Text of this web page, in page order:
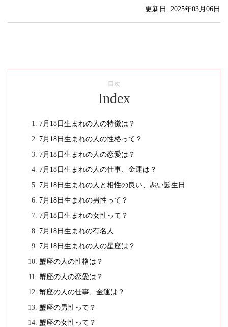
更新日: 2025年03月06日
目次
Index
7月18日生まれの人の特徴は？
7月18日生まれの人の性格って？
7月18日生まれの人の恋愛は？
7月18日生まれの人の仕事、金運は？
7月18日生まれの人と相性の良い、悪い誕生日
7月18日生まれの男性って？
7月18日生まれの女性って？
7月18日生まれの有名人
7月18日生まれの人の星座は？
蟹座の人の性格は？
蟹座の人の恋愛は？
蟹座の人の仕事、金運は？
蟹座の男性って？
蟹座の女性って？